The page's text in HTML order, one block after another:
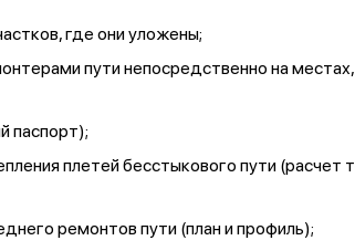
где они уложены;
пути непосредственно на
паспорт);
плетей бесстыкового пути
ремонтов пути (план и профиль);